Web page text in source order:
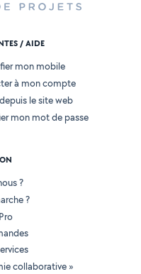
/ AIDE
mon mobile
à mon compte
le site web
mon mot de passe
?
?
collaborative »